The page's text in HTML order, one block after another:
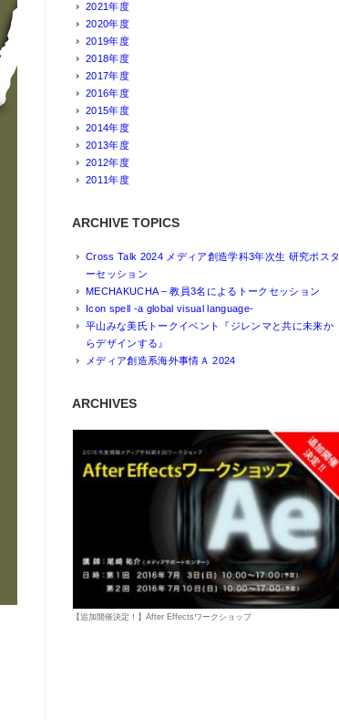
2021年度
2020年度
2019年度
2018年度
2017年度
2016年度
2015年度
2014年度
2013年度
2012年度
2011年度
ARCHIVE TOPICS
Cross Talk 2024 メディア創造学科3年次生 研究ポスタ
ーセッション
MECHAKUCHA – 教員3名によるトークセッション
Icon spell -a global visual language-
平山みな美氏トークイベント『ジレンマと共に未来か
らデザインする』
メディア創造系海外事情Ａ 2024
ARCHIVES
【追加開催決定！】After Effectsワークショップ